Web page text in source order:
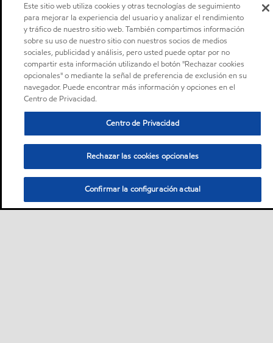
Este sitio web utiliza cookies y otras tecnologías de seguimiento
para mejorar la experiencia del usuario y analizar el rendimiento
y tráfico de nuestro sitio web. También compartimos información
sobre su uso de nuestro sitio con nuestros socios de medios
sociales, publicidad y análisis, pero usted puede optar por no
compartir esta información utilizando el botón "Rechazar cookies
opcionales" o mediante la señal de preferencia de exclusión en su
navegador. Puede encontrar más información y opciones en el
Centro de Privacidad.
Centro de Privacidad
Rechazar las cookies opcionales
Confirmar la configuración actual